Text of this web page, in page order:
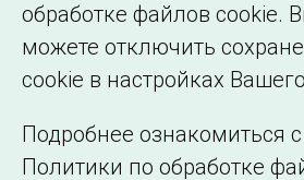
обработке файлов cookie.
можете отключить
cookie в настройках
Подробнее ознакомиться
Политики по обработке